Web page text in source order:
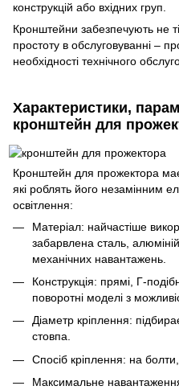
конструкцій або вхідних груп.
Кронштейни забезпечують не
простоту в обслуговуванні –
необхідності технічного
Характеристики,
кронштейн для
Кронштейн для прожектора
які роблять його незамінним
освітлення:
Матеріал: найчастіше
забарвлена ​​сталь, алюміній
механічних навантажень.
Конструкція: прямі, Г-
поворотні моделі з
Діаметр кріплення:
стовпа.
Спосіб кріплення: на
Максимальне